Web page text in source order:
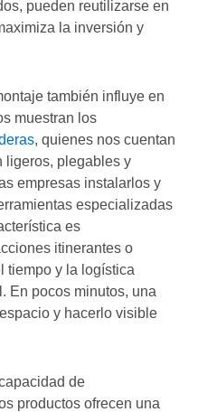
pueden reutilizarse en
la inversión y
también influye en
muestran los
, quienes nos cuentan
ligeros, plegables y
empresas instalarlos y
especializadas
es
itinerantes o
tiempo y la logística
En pocos minutos, una
y hacerlo visible
de
productos ofrecen una